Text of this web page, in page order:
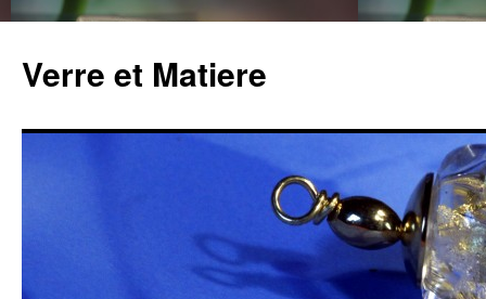
Verre et Matiere